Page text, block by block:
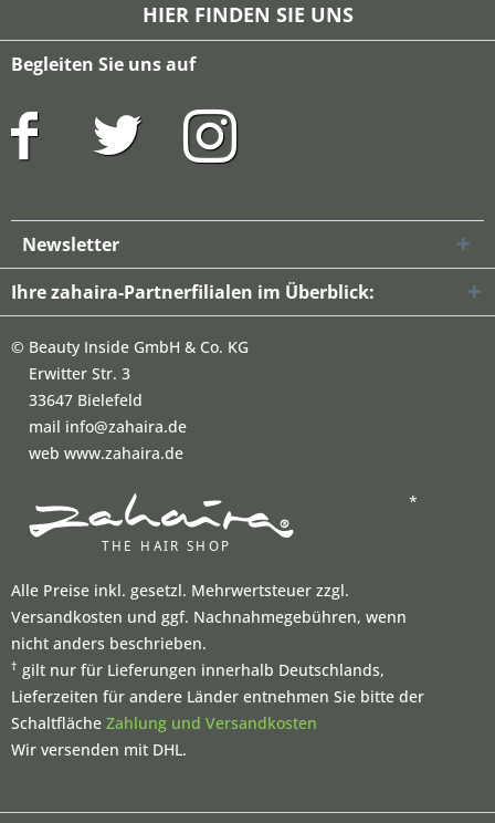
HIER FINDEN SIE UNS
Begleiten Sie uns auf
Newsletter
Ihre zahaira-Partnerfilialen im Überblick:
© Beauty Inside GmbH & Co. KG
Erwitter Str. 3
33647 Bielefeld
mail info@zahaira.de
web www.zahaira.de
*
Alle Preise inkl. gesetzl. Mehrwertsteuer zzgl.
Versandkosten und ggf. Nachnahmegebühren, wenn
nicht anders beschrieben.
† gilt nur für Lieferungen innerhalb Deutschlands,
Lieferzeiten für andere Länder entnehmen Sie bitte der
Schaltfläche Zahlung und Versandkosten
Wir versenden mit DHL.